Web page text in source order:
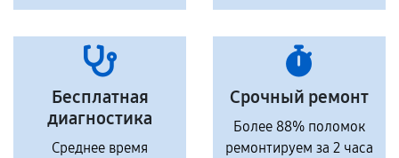
Бесплатная
диагностика
Среднее время
Срочный ремонт
Более 88% поломок
ремонтируем за 2 часа